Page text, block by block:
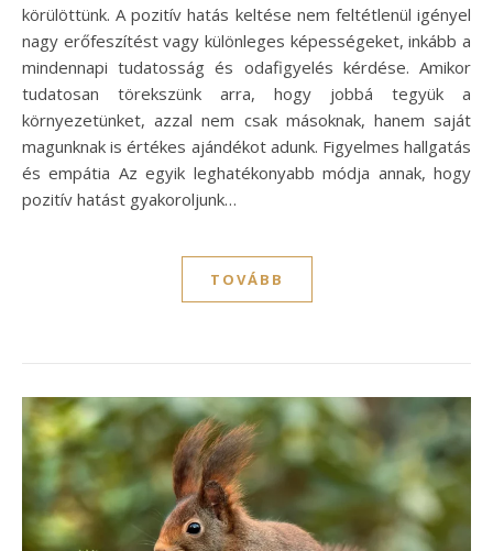
körülöttünk. A pozitív hatás keltése nem feltétlenül igényel
nagy erőfeszítést vagy különleges képességeket, inkább a
mindennapi tudatosság és odafigyelés kérdése. Amikor
tudatosan törekszünk arra, hogy jobbá tegyük a
környezetünket, azzal nem csak másoknak, hanem saját
magunknak is értékes ajándékot adunk. Figyelmes hallgatás
és empátia Az egyik leghatékonyabb módja annak, hogy
pozitív hatást gyakoroljunk…
TOVÁBB